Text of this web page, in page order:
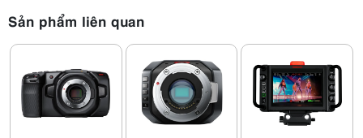
Sản phẩm liên quan